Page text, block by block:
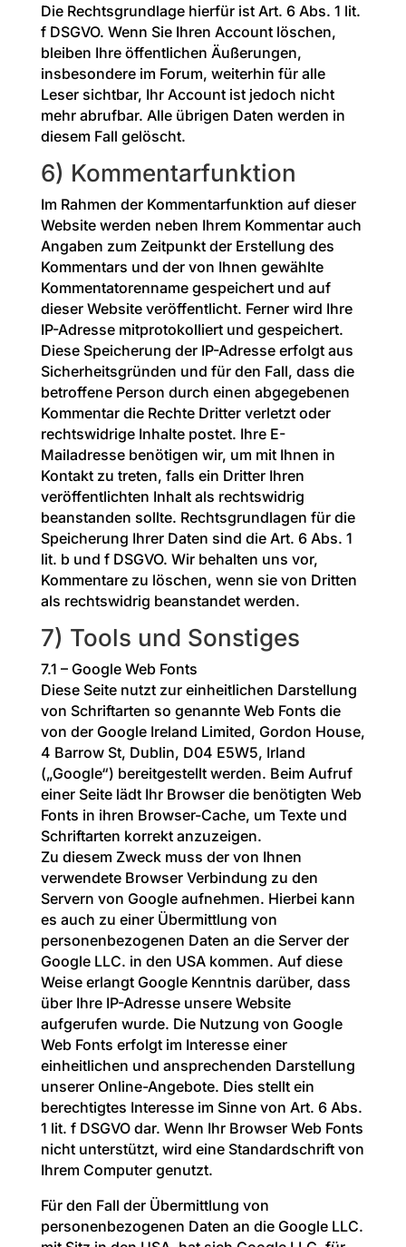
Die Rechtsgrundlage hierfür ist Art. 6 Abs. 1 lit.
f DSGVO. Wenn Sie Ihren Account löschen,
bleiben Ihre öffentlichen Äußerungen,
insbesondere im Forum, weiterhin für alle
Leser sichtbar, Ihr Account ist jedoch nicht
mehr abrufbar. Alle übrigen Daten werden in
diesem Fall gelöscht.
6) Kommentarfunktion
Im Rahmen der Kommentarfunktion auf dieser
Website werden neben Ihrem Kommentar auch
Angaben zum Zeitpunkt der Erstellung des
Kommentars und der von Ihnen gewählte
Kommentatorenname gespeichert und auf
dieser Website veröffentlicht. Ferner wird Ihre
IP-Adresse mitprotokolliert und gespeichert.
Diese Speicherung der IP-Adresse erfolgt aus
Sicherheitsgründen und für den Fall, dass die
betroffene Person durch einen abgegebenen
Kommentar die Rechte Dritter verletzt oder
rechtswidrige Inhalte postet. Ihre E-
Mailadresse benötigen wir, um mit Ihnen in
Kontakt zu treten, falls ein Dritter Ihren
veröffentlichten Inhalt als rechtswidrig
beanstanden sollte. Rechtsgrundlagen für die
Speicherung Ihrer Daten sind die Art. 6 Abs. 1
lit. b und f DSGVO. Wir behalten uns vor,
Kommentare zu löschen, wenn sie von Dritten
als rechtswidrig beanstandet werden.
7) Tools und Sonstiges
7.1 – Google Web Fonts
Diese Seite nutzt zur einheitlichen Darstellung
von Schriftarten so genannte Web Fonts die
von der Google Ireland Limited, Gordon House,
4 Barrow St, Dublin, D04 E5W5, Irland
(„Google“) bereitgestellt werden. Beim Aufruf
einer Seite lädt Ihr Browser die benötigten Web
Fonts in ihren Browser-Cache, um Texte und
Schriftarten korrekt anzuzeigen.
Zu diesem Zweck muss der von Ihnen
verwendete Browser Verbindung zu den
Servern von Google aufnehmen. Hierbei kann
es auch zu einer Übermittlung von
personenbezogenen Daten an die Server der
Google LLC. in den USA kommen. Auf diese
Weise erlangt Google Kenntnis darüber, dass
über Ihre IP-Adresse unsere Website
aufgerufen wurde. Die Nutzung von Google
Web Fonts erfolgt im Interesse einer
einheitlichen und ansprechenden Darstellung
unserer Online-Angebote. Dies stellt ein
berechtigtes Interesse im Sinne von Art. 6 Abs.
1 lit. f DSGVO dar. Wenn Ihr Browser Web Fonts
nicht unterstützt, wird eine Standardschrift von
Ihrem Computer genutzt.
Für den Fall der Übermittlung von
personenbezogenen Daten an die Google LLC.